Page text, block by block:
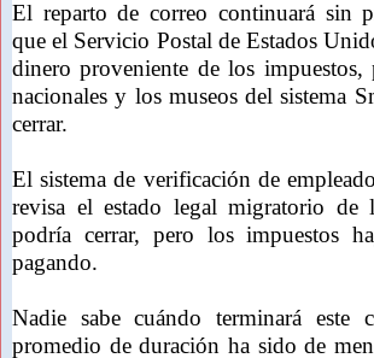
El reparto de correo continuará sin
que el Servicio Postal de Estados
dinero proveniente de los impuestos,
nacionales y los museos del sistema
cerrar.
El sistema de verificación de
revisa el estado legal migratorio de
podría cerrar, pero los impuestos
pagando.
Nadie sabe cuándo terminará este
promedio de duración ha sido de